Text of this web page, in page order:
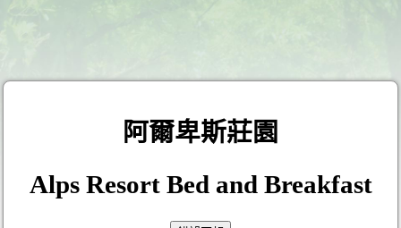
阿爾卑斯莊園
Alps Resort Bed and Breakfast